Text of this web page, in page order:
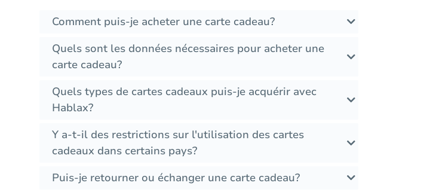
Comment puis-je acheter une carte cadeau?
Quels sont les données nécessaires pour acheter une
carte cadeau?
Quels types de cartes cadeaux puis-je acquérir avec
Hablax?
Y a-t-il des restrictions sur l'utilisation des cartes
cadeaux dans certains pays?
Puis-je retourner ou échanger une carte cadeau?